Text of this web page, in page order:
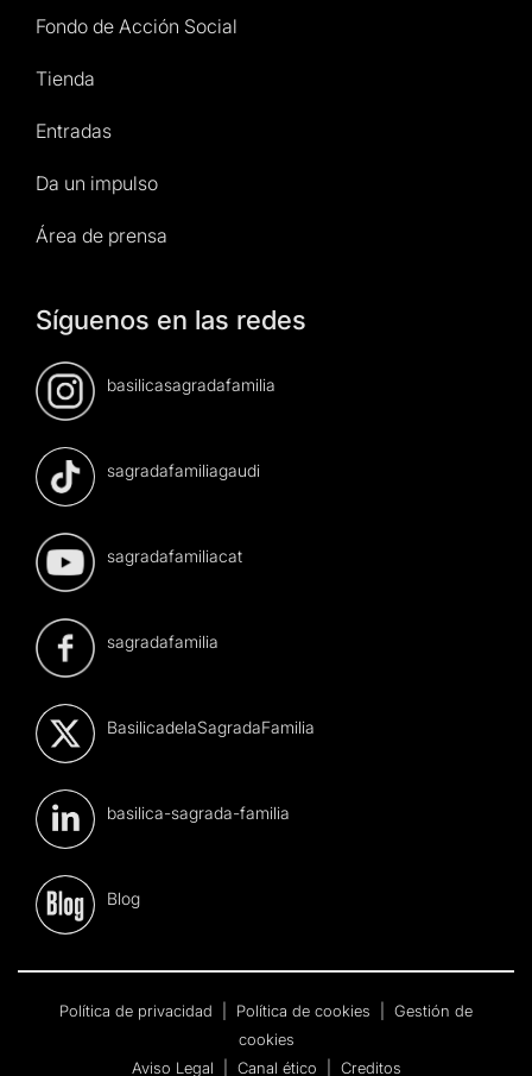
Fondo de Acción Social
Tienda
Entradas
Da un impulso
Área de prensa
Síguenos en las redes
basilicasagradafamilia
sagradafamiliagaudi
sagradafamiliacat
sagradafamilia
BasilicadelaSagradaFamilia
basilica-sagrada-familia
Blog
Política de privacidad Política de cookies
Gestión de
cookies
Aviso Legal
Canal ético Creditos